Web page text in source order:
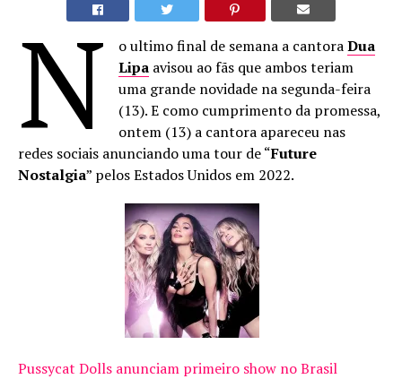
N o ultimo final de semana a cantoraDua
Lipa avisou ao fãs que ambos teriam
uma grande novidade na segunda-feira
(13). E como cumprimento da promessa,
ontem (13) a cantora apareceu nas
redes sociais anunciando uma tour de “Future
Nostalgia” pelos Estados Unidos em 2022.
Pussycat Dolls anunciam primeiro show no Brasil